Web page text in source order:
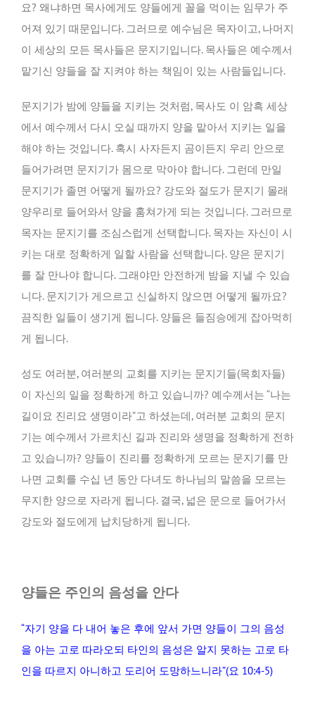
요? 왜냐하면 목사에게도 양들에게 꼴을 먹이는 임무가 주
어져 있기 때문입니다. 그러므로 예수님은 목자이고, 나머지
이 세상의 모든 목사들은 문지기입니다. 목사들은 예수께서
맡기신 양들을 잘 지켜야 하는 책임이 있는 사람들입니다.
문지기가 밤에 양들을 지키는 것처럼, 목사도 이 암흑 세상
에서 예수께서 다시 오실 때까지 양을 맡아서 지키는 일을
해야 하는 것입니다. 혹시 사자든지 곰이든지 우리 안으로
들어가려면 문지기가 몸으로 막아야 합니다. 그런데 만일
문지기가 졸면 어떻게 될까요? 강도와 절도가 문지기 몰래
양우리로 들어와서 양을 훔쳐가게 되는 것입니다. 그러므로
목자는 문지기를 조심스럽게 선택합니다. 목자는 자신이 시
키는 대로 정확하게 일할 사람을 선택합니다. 양은 문지기
를 잘 만나야 합니다. 그래야만 안전하게 밤을 지낼 수 있습
니다. 문지기가 게으르고 신실하지 않으면 어떻게 될까요?
끔직한 일들이 생기게 됩니다. 양들은 들짐승에게 잡아먹히
게 됩니다.
성도 여러분, 여러분의 교회를 지키는 문지기들(목회자들)
이 자신의 일을 정확하게 하고 있습니까? 예수께서는 “나는
길이요 진리요 생명이라”고 하셨는데, 여러분 교회의 문지
기는 예수께서 가르치신 길과 진리와 생명을 정확하게 전하
고 있습니까? 양들이 진리를 정확하게 모르는 문지기를 만
나면 교회를 수십 년 동안 다녀도 하나님의 말씀을 모르는
무지한 양으로 자라게 됩니다. 결국, 넓은 문으로 들어가서
강도와 절도에게 납치당하게 됩니다.
양들은 주인의 음성을 안다
“자기 양을 다 내어 놓은 후에 앞서 가면 양들이 그의 음성
을 아는 고로 따라오되 타인의 음성은 알지 못하는 고로 타
인을 따르지 아니하고 도리어 도망하느니라”(요 10:4-5)